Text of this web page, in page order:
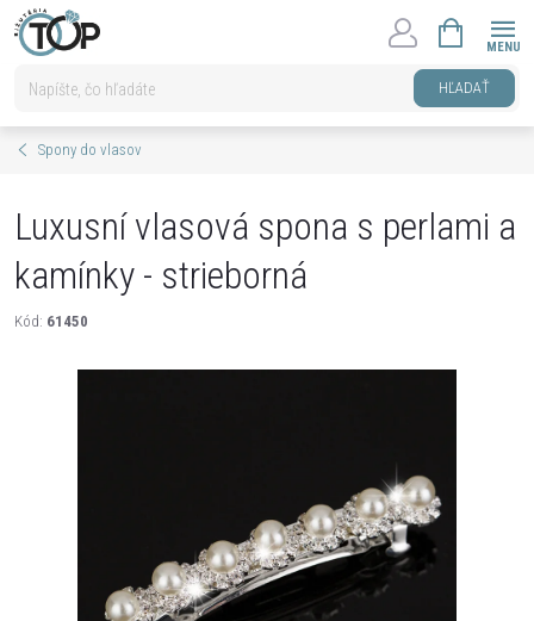
Prejsť
na
HĽADAŤ
KOŠÍK
Spony do vlasov
Luxusní vlasová spona s perlami a
kamínky - strieborná
Kód: 61450